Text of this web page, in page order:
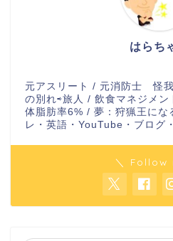
はらち
元アスリート / 元消防士 怪
の別れ⇨旅人 / 飲食マネジメ
体脂肪率6% / 夢：狩猟王にな
レ・英語・YouTube・ブログ
＼ Follow